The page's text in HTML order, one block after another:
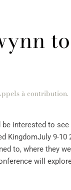
à contribution.
interested to see
KingdomJuly 9-10
to, where they
will